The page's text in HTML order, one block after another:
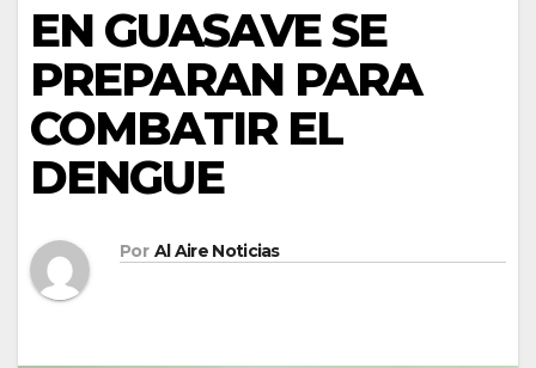
EN GUASAVE SE
PREPARAN PARA
COMBATIR EL
DENGUE
Por Al Aire Noticias